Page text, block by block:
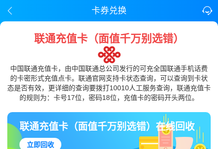
卡券兑换
联通充值卡（面值千万别选错）
中国联通充值卡，由中国联通总公司发行的可充全国联通手机话费
的卡密形式充值点卡。联通官网支持卡状态查询，可以查询到卡状
态是否有效，更详细的查询要拨打10010人工服务查询，联通充值卡
的规则为：卡号17位，密码18位，充值卡的密码开头两位。
联通充值卡（面值千万别选错）在线回收
立即回收